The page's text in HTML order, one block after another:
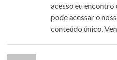
acesso eu
pode acessar o
conteúdo único.